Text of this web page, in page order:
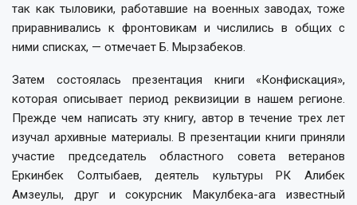
так как тыловики, работавшие на военных заводах, тоже
приравнивались к фронтовикам и числились в общих с
ними списках, — отмечает Б. Мырзабеков.
Затем состоялась презентация книги «Конфискация»,
которая описывает период реквизиции в нашем регионе.
Прежде чем написать эту книгу, автор в течение трех лет
изучал архивные материалы. В презентации книги приняли
участие председатель областного совета ветеранов
Еркинбек Солтыбаев, деятель культуры РК Алибек
Амзеулы, друг и сокурсник Макулбека-ага известный